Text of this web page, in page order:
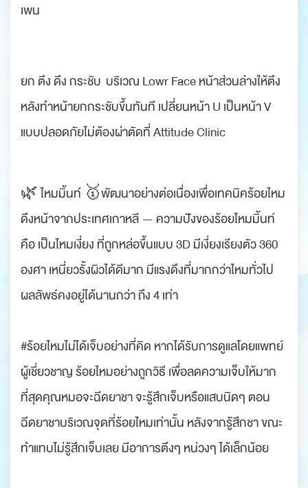
เพน
ยก ตึง ดึง กระชับ บริเวณ Lowr Face หน้าส่วนล่างให้ตึง
หลังทำหน้ายกกระชับขึ้นทันที เปลี่ยนหน้า U เป็นหน้า V
แบบปลอดภัยไม่ต้องผ่าตัดที่ Attitude Clinic
‍🌿 ไหมมิ้นท์ 🥇พัฒนาอย่างต่อเนื่องเพื่อเทคนิคร้อยไหม
ดึงหน้าจากประเทศเกาหลี — ความปังของร้อยไหมมิ้นท์
คือ เป็นไหมเงี่ยง ที่ถูกหล่อขึ้นแบบ 3D มีเงี่ยงเรียงตัว 360
องศา เหนี่ยวรั้งผิวได้ดีมาก มีแรงดึงที่มากกว่าไหมทั่วไป
ผลลัพธ์คงอยู่ได้นานกว่า ถึง 4 เท่า
#ร้อยไหมไม่ได้เจ็บอย่างที่คิด หากได้รับการดูแลโดยแพทย์
ผู้เชี่ยวชาญ ร้อยไหมอย่างถูกวิธี เพื่อลดความเจ็บให้มาก
ที่สุดคุณหมอจะฉีดยาชา จะรู้สึกเจ็บหรือแสบนิดๆ ตอน
ฉีดยาชาบริเวณจุดที่ร้อยไหมเท่านั้น หลังจากรู้สึกชา ขณะ
ทำแทบไม่รู้สึกเจ็บเลย มีอาการตึงๆ หน่วงๆ ได้เล็กน้อย